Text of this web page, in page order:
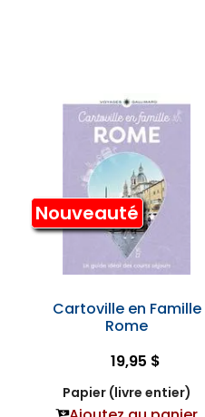
Nouveauté
Cartoville en Famille
Rome
19,95 $
Papier (livre entier)